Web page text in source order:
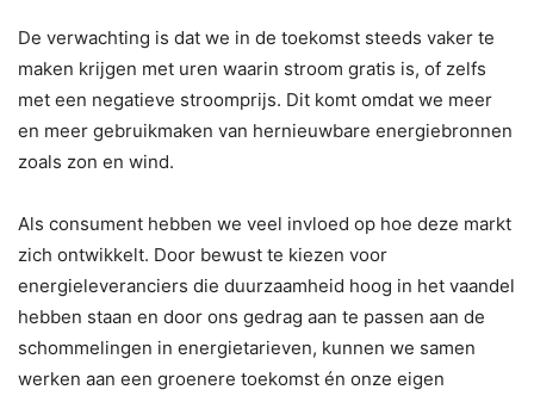
De verwachting is dat we in de toekomst steeds vaker te
maken krijgen met uren waarin stroom gratis is, of zelfs
met een negatieve stroomprijs. Dit komt omdat we meer
en meer gebruikmaken van hernieuwbare energiebronnen
zoals zon en wind.
Als consument hebben we veel invloed op hoe deze markt
zich ontwikkelt. Door bewust te kiezen voor
energieleveranciers die duurzaamheid hoog in het vaandel
hebben staan en door ons gedrag aan te passen aan de
schommelingen in energietarieven, kunnen we samen
werken aan een groenere toekomst én onze eigen